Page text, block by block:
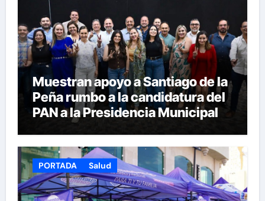
Muestran apoyo a Santiago de la
Peña rumbo a la candidatura del
PAN a la Presidencia Municipal
PORTADA Salud